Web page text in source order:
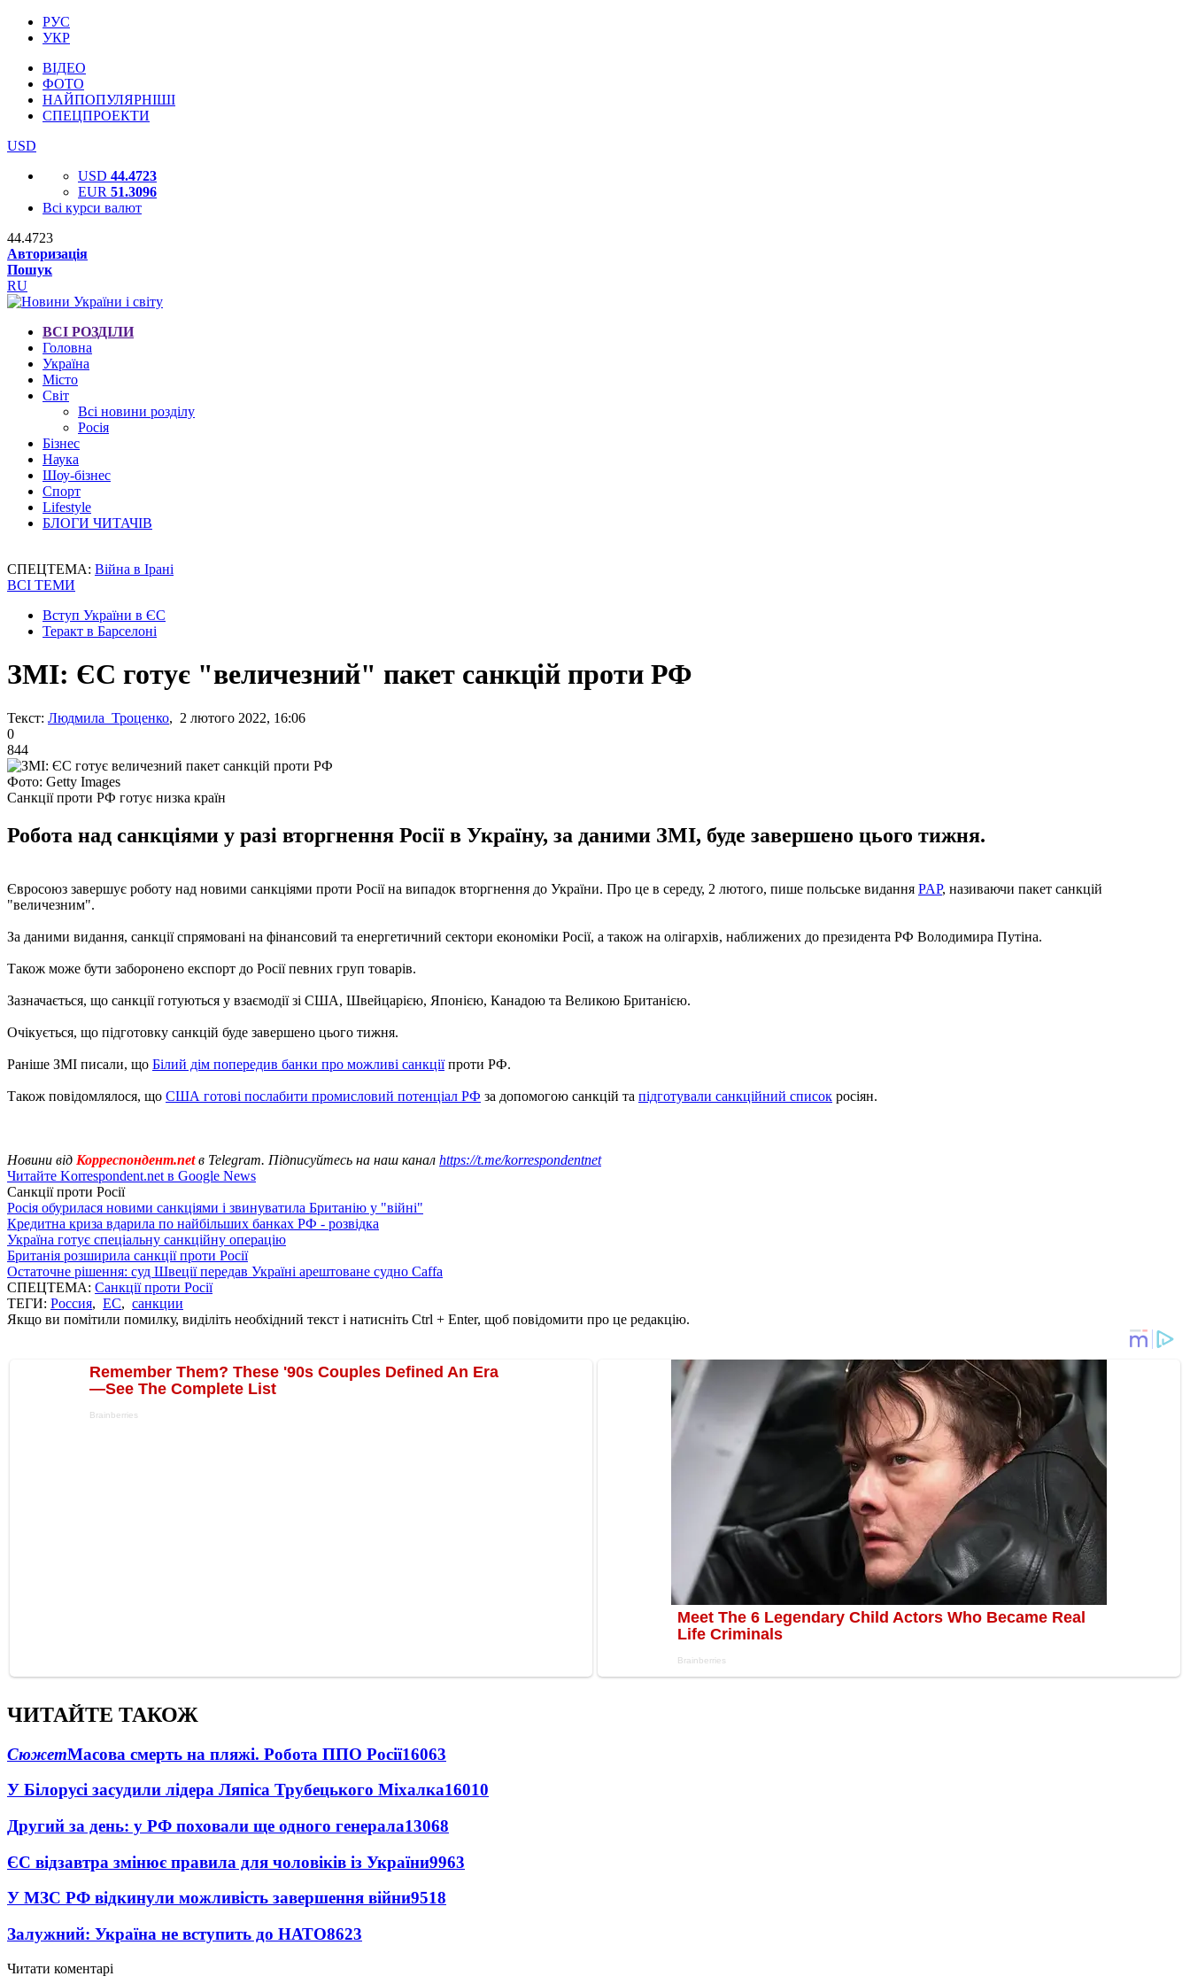
РУС
УКР
ВІДЕО
ФОТО
НАЙПОПУЛЯРНІШІ
СПЕЦПРОЕКТИ
USD
USD 44.4723
EUR 51.3096
Всі курси валют
44.4723
Авторизація
Пошук
RU
ВСІ РОЗДІЛИ
Головна
Україна
Місто
Світ
Всі новини розділу
Росія
Бізнес
Наука
Шоу-бізнес
Спорт
Lifestyle
БЛОГИ ЧИТАЧІВ
СПЕЦТЕМА: Війна в Ірані
ВСІ ТЕМИ
Вступ України в ЄС
Теракт в Барселоні
ЗМІ: ЄС готує "величезний" пакет санкцій проти РФ
Текст: Людмила Троценко, 2 лютого 2022, 16:06
0
844
Фото: Getty Images
Санкції проти РФ готує низка країн
Робота над санкціями у разі вторгнення Росії в Україну, за даними ЗМІ, буде завершено цього тижня.
Євросоюз завершує роботу над новими санкціями проти Росії на випадок вторгнення до України. Про це в середу, 2 лютого, пише польське видання PAP, називаючи пакет санкцій
"величезним".
За даними видання, санкції спрямовані на фінансовий та енергетичний сектори економіки Росії, а також на олігархів, наближених до президента РФ Володимира Путіна.
Також може бути заборонено експорт до Росії певних груп товарів.
Зазначається, що санкції готуються у взаємодії зі США, Швейцарією, Японією, Канадою та Великою Британією.
Очікується, що підготовку санкцій буде завершено цього тижня.
Раніше ЗМІ писали, що Білий дім попередив банки про можливі санкціїпроти РФ.
Також повідомлялося, що США готові послабити промисловий потенціал РФ за допомогою санкцій та підготували санкційний список росіян.
Новини від Корреспондент.netв Telegram. Підписуйтесь на наш канал https://t.me/korrespondentnet
Читайте Korrespondent.net в Google News
Санкції проти Росії
Росія обурилася новими санкціями і звинуватила Британію у "війні"
Кредитна криза вдарила по найбільших банках РФ - розвідка
Україна готує спеціальну санкційну операцію
Британія розширила санкції проти Росії
Остаточне рішення: суд Швеції передав Україні арештоване судно Caffa
СПЕЦТЕМА: Санкції проти Росії
ТЕГИ: Россия, ЕС, санкции
Якщо ви помітили помилку, виділіть необхідний текст і натисніть Ctrl + Enter, щоб повідомити про це редакцію.
ЧИТАЙТЕ ТАКОЖ
СюжетМасова смерть на пляжі. Робота ППО Росії16063
У Білорусі засудили лідера Ляпіса Трубецького Міхалка16010
Другий за день: у РФ поховали ще одного генерала13068
ЄС відзавтра змінює правила для чоловіків із України9963
У МЗС РФ відкинули можливість завершення війни9518
Залужний: Україна не вступить до НАТО8623
Читати коментарі